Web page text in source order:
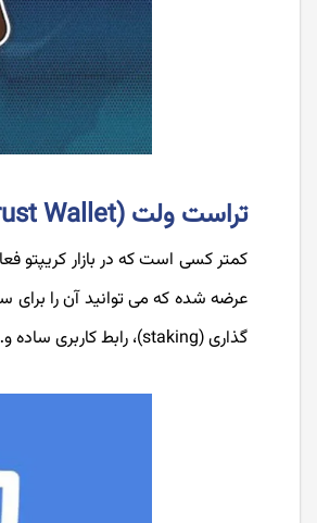
تراست ولت (Trust Wallet)
کمتر کسی است که در بازار کریپتو
گذاری (staking)، رابط کاربری ساده و… می باشد که آن را به یکی از بهترین کیف پول‌های ریپل تبدیل کرده است.